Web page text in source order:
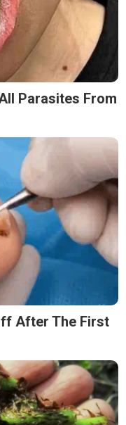
Parasites From
After The First